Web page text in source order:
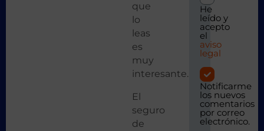
que
lo
leas
es
muy
interesante.
El
seguro
de
He
leído y
acepto
el
aviso
legal
Notificarme
los nuevos
comentarios
por correo
electrónico.